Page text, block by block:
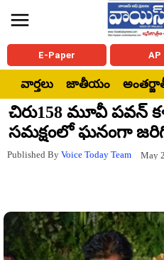
E-Paper AP
వార్తలు జాతీయం
చిరు158 మూవీ పవన్
సమక్షంలో ఘనంగా
Published By Voice Today Team May